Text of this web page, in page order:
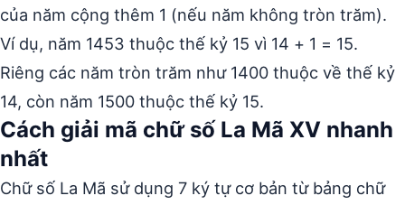
của năm cộng thêm 1 (nếu năm không tròn trăm).
Ví dụ, năm 1453 thuộc thế kỷ 15 vì 14 + 1 = 15.
Riêng các năm tròn trăm như 1400 thuộc về thế kỷ
14, còn năm 1500 thuộc thế kỷ 15.
Cách giải mã chữ số La Mã XV nhanh
nhất
Chữ số La Mã sử dụng 7 ký tự cơ bản từ bảng chữ